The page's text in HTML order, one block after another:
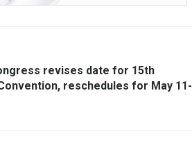
revises date for 15th
reschedules for May 11-